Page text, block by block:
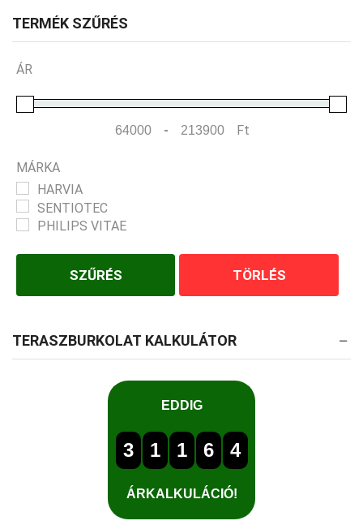
TERMÉK SZŰRÉS
ÁR
Minimum Price
-
Maximum Price
Ft
MÁRKA
HARVIA
SENTIOTEC
PHILIPS VITAE
SZŰRÉS TÖRLÉS
TERASZBURKOLAT KALKULÁTOR